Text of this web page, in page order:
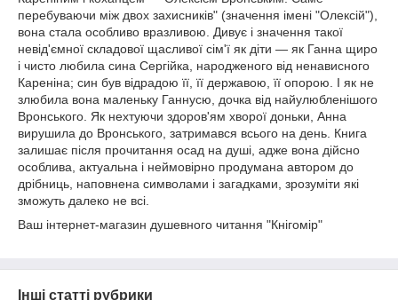
перебуваючи між двох захисників" (значення імені "Олексій"),
вона стала особливо вразливою. Дивує і значення такої
невід'ємної складової щасливої сім'ї як діти — як Ганна щиро
і чисто любила сина Сергійка, народженого від ненависного
Кареніна; син був відрадою її, її державою, її опорою. І як не
злюбила вона маленьку Ганнусю, дочка від найулюбленішого
Вронського. Як нехтуючи здоров'ям хворої доньки, Анна
вирушила до Вронського, затримався всього на день. Книга
залишає після прочитання осад на душі, адже вона дійсно
особлива, актуальна і неймовірно продумана автором до
дрібниць, наповнена символами і загадками, зрозуміти які
зможуть далеко не всі.
Ваш інтернет-магазин душевного читання "Кнігомір"
Інші статті рубрики